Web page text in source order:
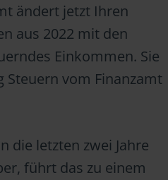
ändert jetzt Ihren
aus 2022 mit den
Einkommen. Sie
Steuern vom Finanzamt
die letzten zwei Jahre
führt das zu einem